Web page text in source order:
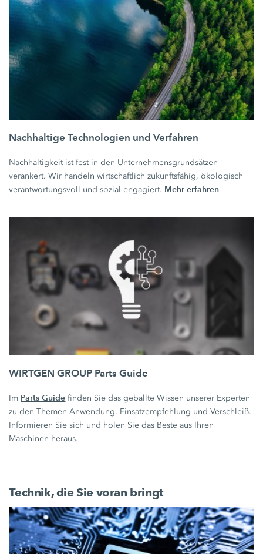
Nachhaltige Technologien und Verfahren
Nachhaltigkeit ist fest in den Unternehmensgrundsätzen
verankert. Wir handeln wirtschaftlich zukunftsfähig, ökologisch
verantwortungsvoll und sozial engagiert. Mehr erfahren
WIRTGEN GROUP Parts Guide
Im Parts Guide finden Sie das geballte Wissen unserer Experten
zu den Themen Anwendung, Einsatzempfehlung und Verschleiß.
Informieren Sie sich und holen Sie das Beste aus Ihren
Maschinen heraus.
Technik, die Sie voran bringt